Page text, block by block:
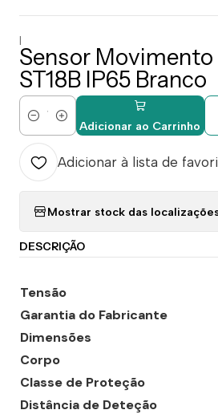
|
Sensor Movimento
ST18B IP65 Branco
QuantidadeAdicionar ao Carrinho
Adicionar à lista de
Mostrar stock das
DESCRIÇÃO
Tensão
Garantia do Fabricante
Dimensões
Corpo
Classe de Proteção
Distância de Deteção